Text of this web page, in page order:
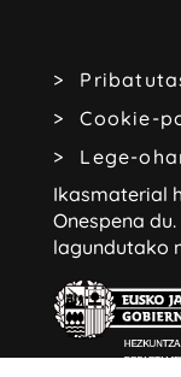
Cookie-
Lege-
Ikasmaterial
Onespena du.
lagundutako